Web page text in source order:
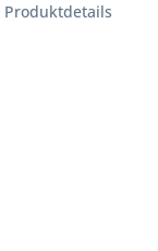
Produktdetails